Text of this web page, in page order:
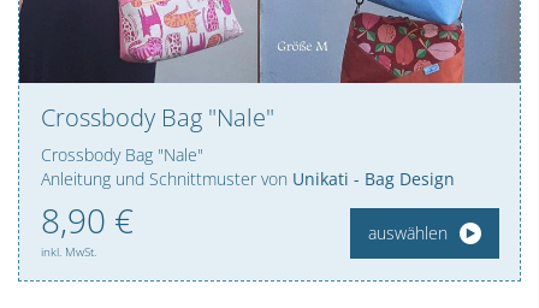
Crossbody Bag "Nale"
Crossbody Bag "Nale"
Anleitung und Schnittmuster von Unikati - Bag Design
8,90 €
inkl. MwSt.
auswählen